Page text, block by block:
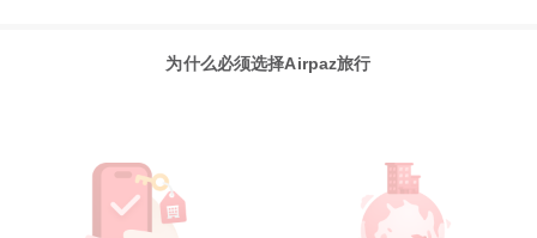
为什么必须选择Airpaz旅行